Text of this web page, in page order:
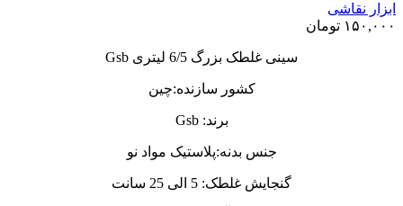
ابزار نقاشی
۱۵۰,۰۰۰ تومان
سینی غلطک بزرگ 6/5 لیتری Gsb
کشور سازنده:چین
برند: Gsb
جنس بدنه:پلاستیک مواد نو
گنجایش غلطک: 5 الی 25 سانت